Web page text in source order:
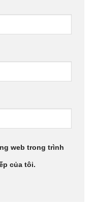
web trong trình
của tôi.